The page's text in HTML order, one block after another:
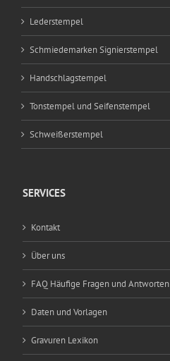
Lederstempel
Schmiedemarken Signierstempel
Handschlagstempel
Tonstempel und Seifenstempel
Schweißerstempel
SERVICES
Kontakt
Über uns
FAQ Häufige Fragen und Antworten
Daten und Vorlagen
Gravuren Lexikon